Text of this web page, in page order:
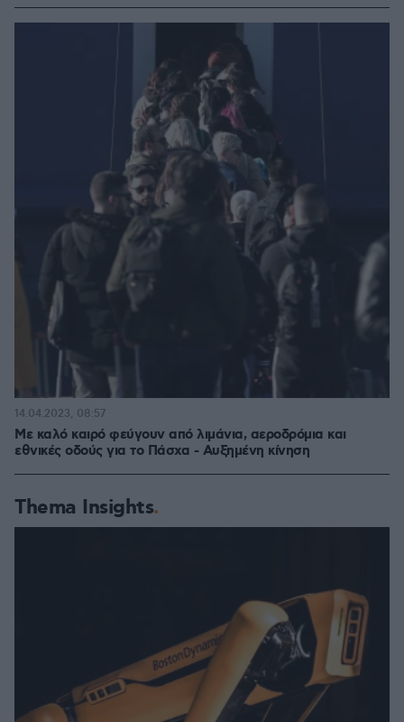
Με καλό καιρό φεύγουν από λιμάνια, αεροδρόμια και
εθνικές οδούς για το Πάσχα - Αυξημένη κίνηση
14.04.2023, 08:57
Thema Insights